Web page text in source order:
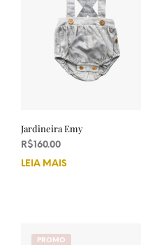
Jardineira Emy
R$160.00
LEIA MAIS
PROMO